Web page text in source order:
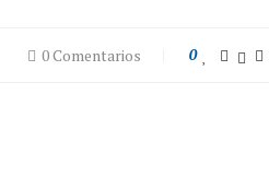
0 Comentarios 0